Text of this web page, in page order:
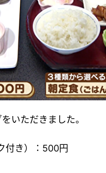
いただきました。
付き）：500円